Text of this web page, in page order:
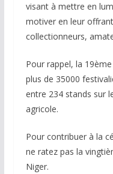
visant à mettre en
motiver en leur
collectionneurs,
Pour rappel, la
plus de 35000
entre 234 stands sur
agricole.
Pour contribuer à la
ne ratez pas la
Niger.